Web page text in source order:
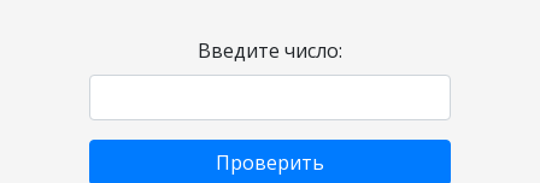
Введите число:
Проверить